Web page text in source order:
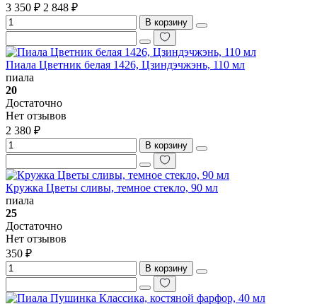
3 350 ₽ 2 848 ₽
В корзину
Пиала Цветник белая 1426, Цзиндэчжэнь, 110 мл
пиала
20
Достаточно
Нет отзывов
2 380 ₽
В корзину
Кружка Цветы сливы, темное стекло, 90 мл
пиала
25
Достаточно
Нет отзывов
350 ₽
В корзину